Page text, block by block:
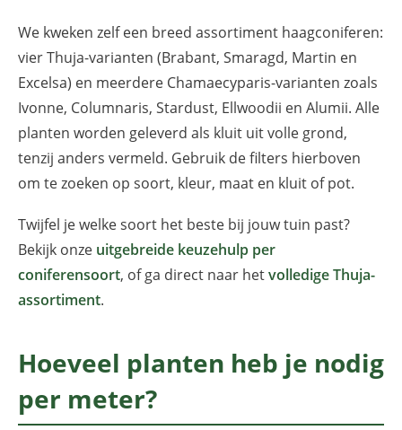
We kweken zelf een breed assortiment haagconiferen:
vier Thuja-varianten (Brabant, Smaragd, Martin en
Excelsa) en meerdere Chamaecyparis-varianten zoals
Ivonne, Columnaris, Stardust, Ellwoodii en Alumii. Alle
planten worden geleverd als kluit uit volle grond,
tenzij anders vermeld. Gebruik de filters hierboven
om te zoeken op soort, kleur, maat en kluit of pot.
Twijfel je welke soort het beste bij jouw tuin past?
Bekijk onze uitgebreide keuzehulp per
coniferensoort, of ga direct naar hetvolledige Thuja-
assortiment.
Hoeveel planten heb je nodig
per meter?